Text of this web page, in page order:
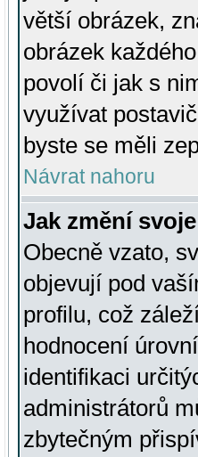
větší obrázek,
obrázek
povolí či jak s
využívat
byste se měli
Návrat nahoru
Jak změní
Obecně vzato,
objevují pod
profilu, což
hodnocení
identifikaci
administrátorů
zbytečným